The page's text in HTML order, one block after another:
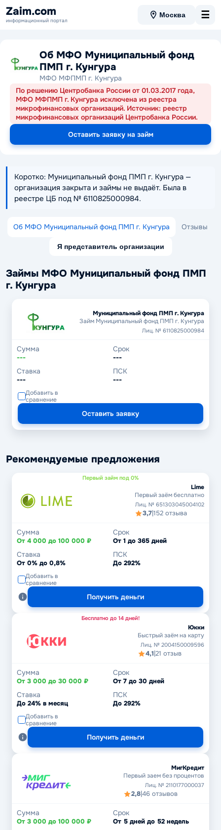
Zaim.com
информационный портал
Москва ☰
Об МФО Муниципальный фонд
ПМП г. Кунгура
МФО МФПМП г. Кунгура
По решению Центробанка России от 01.03.2017 года,
МФО МФПМП г. Кунгура исключена из реестра
микрофинансовых организаций. Источник: реестр
микрофинансовых организаций Центробанка России.
Оставить заявку на займ
Коротко: Муниципальный фонд ПМП г. Кунгура —
организация закрыта и займы не выдаёт. Была в
реестре ЦБ под № 6110825000984.
Об МФО Муниципальный фонд ПМП г. Кунгура Отзывы
Я представитель организации
Займы МФО Муниципальный фонд ПМП
г. Кунгура
Муниципальный фонд ПМП г. Кунгура
Займ Муниципальный фонд ПМП г. Кунгура
Лиц. № 6110825000984
Сумма
---
Срок
---
Ставка
---
ПСК
---
Добавить в
сравнение
Оставить заявку
Рекомендуемые предложения
Первый займ под 0%
Lime
Первый заём бесплатно
Лиц. № 651303045004102
3,7|152 отзыва
Сумма
От 4 000 до 100 000 ₽
Срок
От 1 до 365 дней
Ставка
От 0% до 0,8%
ПСК
До 292%
Добавить в
сравнение
Получить деньги
Бесплатно до 14 дней!
Юкки
Быстрый заём на карту
Лиц. № 2004150009596
4,1|21 отзыв
Сумма
От 3 000 до 30 000 ₽
Срок
От 7 до 30 дней
Ставка
До 24% в месяц
ПСК
До 292%
Добавить в
сравнение
Получить деньги
МигКредит
Первый заем без процентов
Лиц. № 2110177000037
2,8|46 отзывов
Сумма
От 3 000 до 100 000 ₽
Срок
От 5 дней до 52 недель